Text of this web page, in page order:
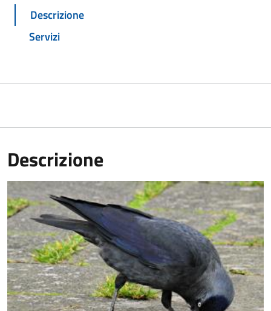
Descrizione
Servizi
Descrizione